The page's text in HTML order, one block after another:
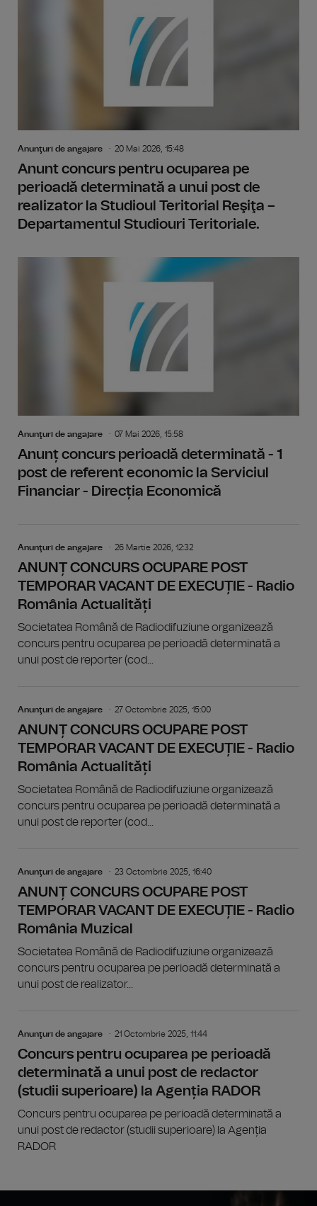
Anunţuri de angajare 20 Mai 2026, 15:48
Anunt concurs pentru ocuparea pe
perioadă determinată a unui post de
realizator la Studioul Teritorial Reşiţa –
Departamentul Studiouri Teritoriale.
Anunţuri de angajare 07 Mai 2026, 15:58
Anunț concurs perioadă determinată - 1
post de referent economic la Serviciul
Financiar - Direcția Economică
Anunţuri de angajare 26 Martie 2026, 12:32
ANUNȚ CONCURS OCUPARE POST
TEMPORAR VACANT DE EXECUȚIE - Radio
România Actualități
Societatea Română de Radiodifuziune organizează
concurs pentru ocuparea pe perioadă determinată a
unui post de reporter (cod...
Anunţuri de angajare 27 Octombrie 2025, 15:00
ANUNȚ CONCURS OCUPARE POST
TEMPORAR VACANT DE EXECUȚIE - Radio
România Actualități
Societatea Română de Radiodifuziune organizează
concurs pentru ocuparea pe perioadă determinată a
unui post de reporter (cod...
Anunţuri de angajare 23 Octombrie 2025, 16:40
ANUNȚ CONCURS OCUPARE POST
TEMPORAR VACANT DE EXECUȚIE - Radio
România Muzical
Societatea Română de Radiodifuziune organizează
concurs pentru ocuparea pe perioadă determinată a
unui post de realizator...
Anunţuri de angajare 21 Octombrie 2025, 11:44
Concurs pentru ocuparea pe perioadă
determinată a unui post de redactor
(studii superioare) la Agenția RADOR
Concurs pentru ocuparea pe perioadă determinată a
unui post de redactor (studii superioare) la Agenția
RADOR